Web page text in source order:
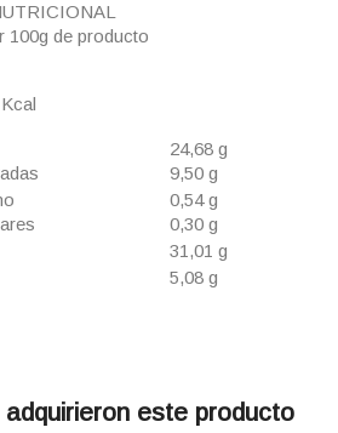
100g de producto
24,68 g
9,50 g
0,54 g
0,30 g
31,01 g
5,08 g
este producto